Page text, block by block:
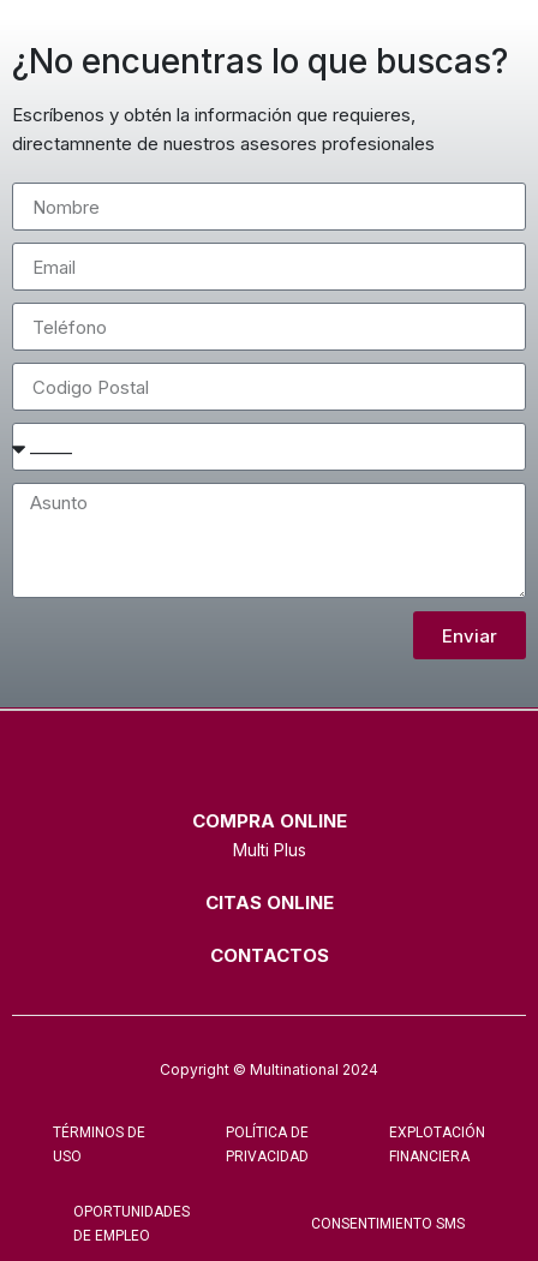
¿No encuentras lo que buscas?
Escríbenos y obtén la información que requieres,
directamnente de nuestros asesores profesionales
Enviar
COMPRA ONLINE
Multi Plus
CITAS ONLINE
CONTACTOS
Copyright © Multinational 2024
TÉRMINOS DE
USO
POLÍTICA DE
PRIVACIDAD
EXPLOTACIÓN
FINANCIERA
OPORTUNIDADES
DE EMPLEO
CONSENTIMIENTO SMS